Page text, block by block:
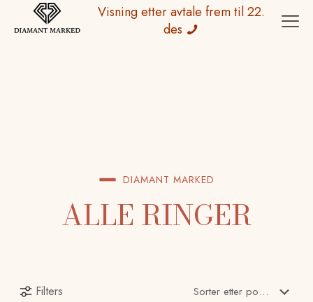
Visning etter avtale frem til 22.
des
DIAMANT MARKED
ALLE RINGER
Filters